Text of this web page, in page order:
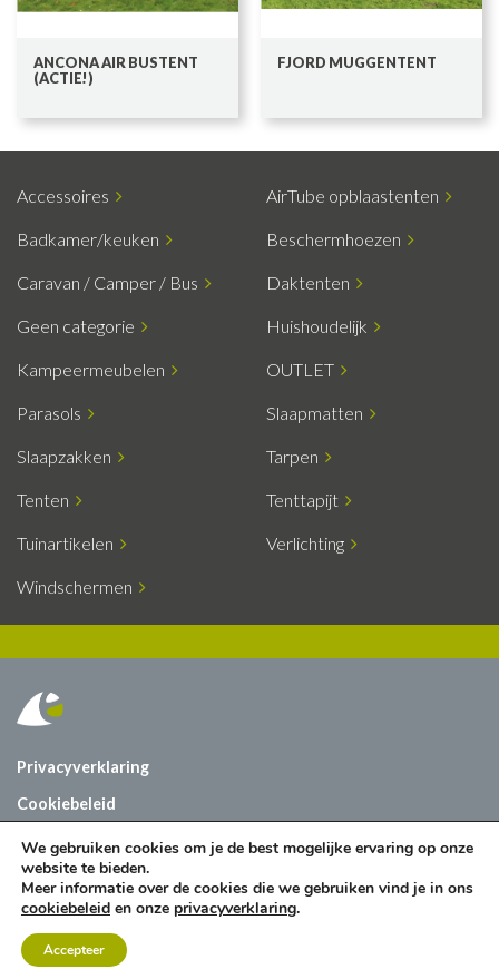
ANCONA AIR BUSTENT
(ACTIE!)
FJORD MUGGENTENT
Accessoires AirTube opblaastenten
Badkamer/keuken Beschermhoezen
Caravan / Camper / Bus Daktenten
Geen categorie Huishoudelijk
Kampeermeubelen OUTLET
Parasols Slaapmatten
Slaapzakken Tarpen
Tenten Tenttapijt
Tuinartikelen Verlichting
Windschermen
Privacyverklaring
Cookiebeleid
Vacatures
Contact
We gebruiken cookies om je de best mogelijke ervaring op onze
website te bieden.
Meer informatie over de cookies die we gebruiken vind je in ons
cookiebeleid en onze privacyverklaring.
Accepteer